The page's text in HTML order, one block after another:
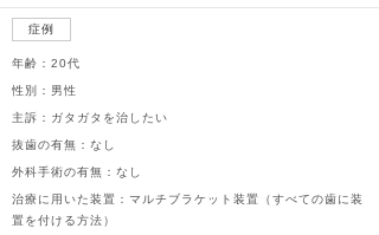
症例
年齢：20代
性別：男性
主訴：ガタガタを治したい
抜歯の有無：なし
外科手術の有無：なし
治療に用いた装置：マルチブラケット装置（すべての歯に装
置を付ける方法）